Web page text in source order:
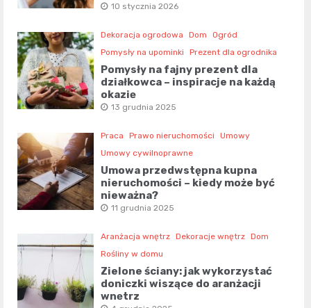
10 stycznia 2026
Dekoracja ogrodowa Dom
Ogród
Pomysły na upominki
Prezent dla ogrodnika
Pomysły na fajny prezent dla
działkowca – inspiracje na każdą
okazję
13 grudnia 2025
Praca Prawo nieruchomości
Umowy
Umowy cywilnoprawne
Umowa przedwstępna kupna
nieruchomości – kiedy może być
nieważna?
11 grudnia 2025
Aranżacja wnętrz Dekoracje wnętrz Dom
Rośliny w domu
Zielone ściany: jak wykorzystać
doniczki wiszące do aranżacji
wnętrz